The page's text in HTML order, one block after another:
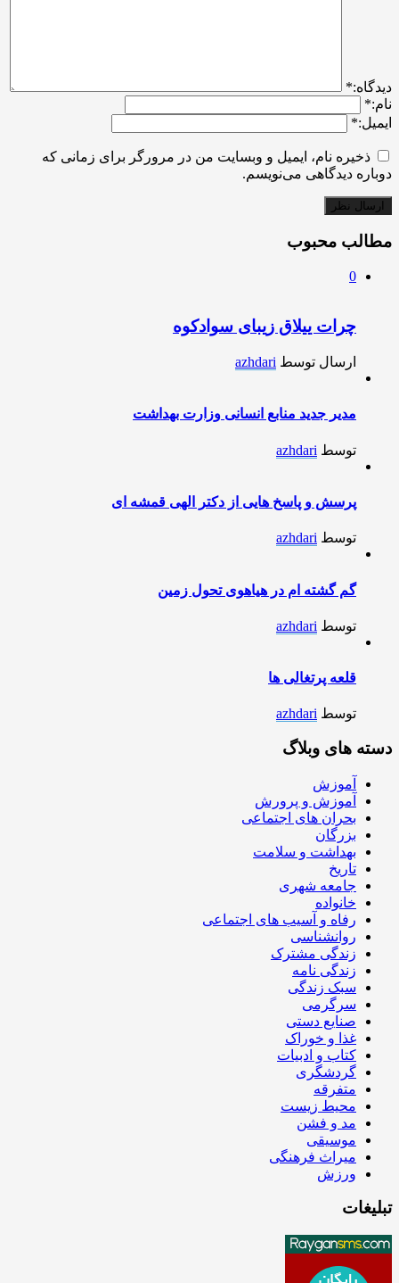
ديدگاه:*
نام:*
ایمیل:*
ذخیره نام، ایمیل و وبسایت من در مرورگر برای زمانی که
دوباره دیدگاهی می‌نویسم.
مطالب محبوب
0
چرات ییلاق زیبای سوادکوه
ارسال توسط azhdari
مدیر جدید منابع انسانی وزارت بهداشت
توسط azhdari
پرسش و پاسخ هایی از دکتر الهی قمشه ای
توسط azhdari
گم گشته ام در هیاهوی تحول زمین
توسط azhdari
قلعه پرتغالی ها
توسط azhdari
دسته های وبلاگ
آموزش
آموزش و پرورش
بحران های اجتماعی
بزرگان
بهداشت و سلامت
تاریخ
جامعه شهری
خانواده
رفاه و آسیب های اجتماعی
روانشناسی
زندگی مشترک
زندگی نامه
سبک زندگی
سرگرمی
صنایع دستی
غذا و خوراک
کتاب و ادبیات
گردشگری
متفرقه
محیط زیست
مد و فشن
موسیقی
میراث فرهنگی
ورزش
تبلیغات